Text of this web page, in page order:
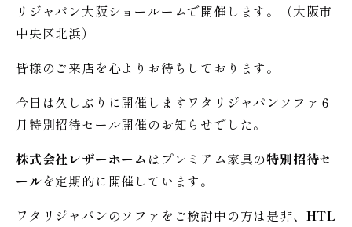
リジャパン大阪ショールームで開催します。（大阪市
中央区北浜）
皆様のご来店を心よりお待ちしております。
今日は久しぶりに開催しますワタリジャパンソファ６
月特別招待セール開催のお知らせでした。
株式会社レザーホーム はプレミアム家具の特別招待セ
ールを定期的に開催しています。
ワタリジャパンのソファをご検討中の方は是非、 HTL